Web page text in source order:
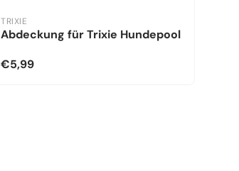
TRIXIE
Abdeckung für Trixie Hundepool
€5,99